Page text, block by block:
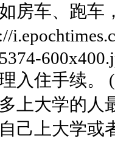
房车、跑车
入住手续。
上大学的人
己上大学或